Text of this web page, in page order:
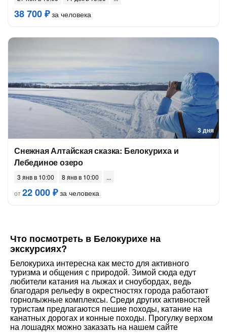
38 700 ₽за человека
3 дня
Снежная Алтайская сказка: Белокуриха и
Лебединое озеро
3 янв в 10:00
8 янв в 10:00
от22 000 ₽за человека
Что посмотреть в Белокурихе на
экскурсиях?
Белокуриха интересна как место для активного
туризма и общения с природой. Зимой сюда едут
любители катания на лыжах и сноубордах, ведь
благодаря рельефу в окрестностях города работают
горнолыжные комплексы. Среди других активностей
туристам предлагаются пешие походы, катание на
канатных дорогах и конные походы. Прогулку верхом
на лошадях можно заказать на нашем сайте